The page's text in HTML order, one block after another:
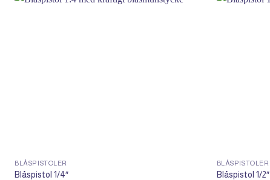
BLÅSPISTOLER
Blåspistol 1/4″
BLÅSPISTOLER
Blåspistol 1/2″